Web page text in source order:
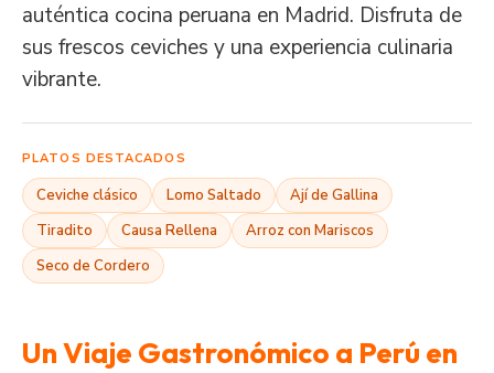
auténtica cocina peruana en Madrid. Disfruta de
sus frescos ceviches y una experiencia culinaria
vibrante.
PLATOS DESTACADOS
Ceviche clásico Lomo Saltado
Ají de Gallina
Tiradito
Causa Rellena
Arroz con Mariscos
Seco de Cordero
Un Viaje Gastronómico a Perú en